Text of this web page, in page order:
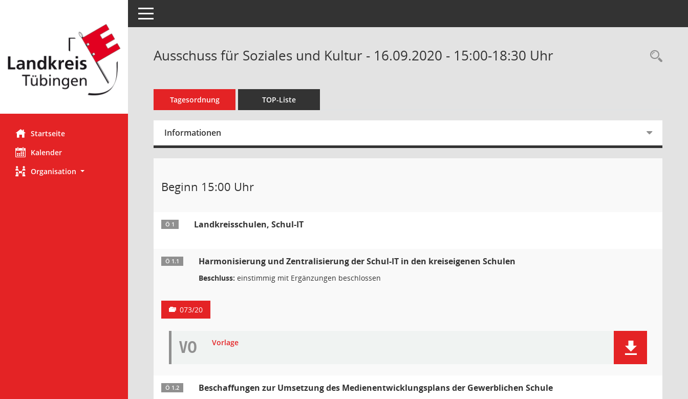
Startseite
Kalender
Organisation
Toggle navigation
Ausschuss für Soziales und Kultur - 16.09.2020 - 15:00-18:30 Uhr
Tagesordnung TOP-Liste
Informationen
Beginn 15:00 Uhr
Ö 1 Landkreisschulen, Schul-IT
Ö 1.1 Harmonisierung und Zentralisierung der Schul-IT in den kreiseigenen Schulen
Beschluss: einstimmig mit Ergänzungen beschlossen
073/20
VO Vorlage
Ö 1.2 Beschaffungen zur Umsetzung des Medienentwicklungsplans der Gewerblichen Schule